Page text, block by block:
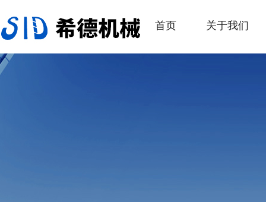
首页 关于我们